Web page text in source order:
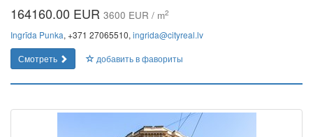
164160.00 EUR 3600 EUR / m2
Ingrīda Punka, +371 27065510, ingrida@cityreal.lv
Смотреть
добавить в фавориты